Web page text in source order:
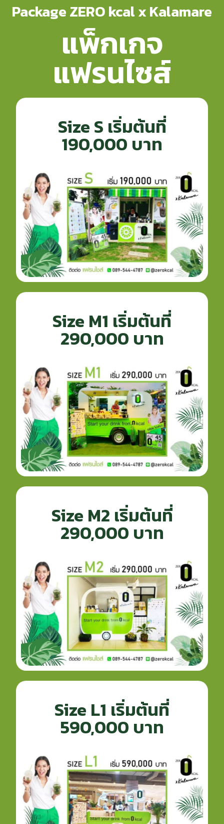
Package ZERO kcal x Kalamare
แพ็กเกจ
แฟรนไซส์
Size S เริ่มต้นที่
190,000 บาท
Size M1 เริ่มต้นที่
290,000 บาท
Size M2 เริ่มต้นที่
290,000 บาท
Size L1 เริ่มต้นที่
590,000 บาท